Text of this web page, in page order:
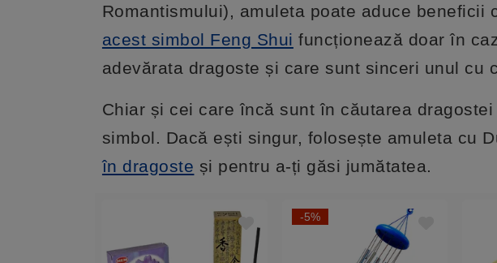
Romantismului), amuleta poate aduce beneficii
acest simbol Feng Shui funcționează doar în
adevărata dragoste și care sunt sinceri unul cu
Chiar și cei care încă sunt în căutarea
simbol. Dacă ești singur, folosește amuleta cu
în dragoste și pentru a-ți găsi jumătatea.
-5%